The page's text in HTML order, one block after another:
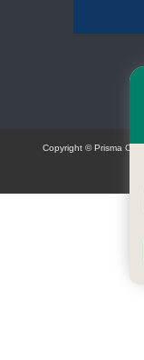
Copyright © Prisma